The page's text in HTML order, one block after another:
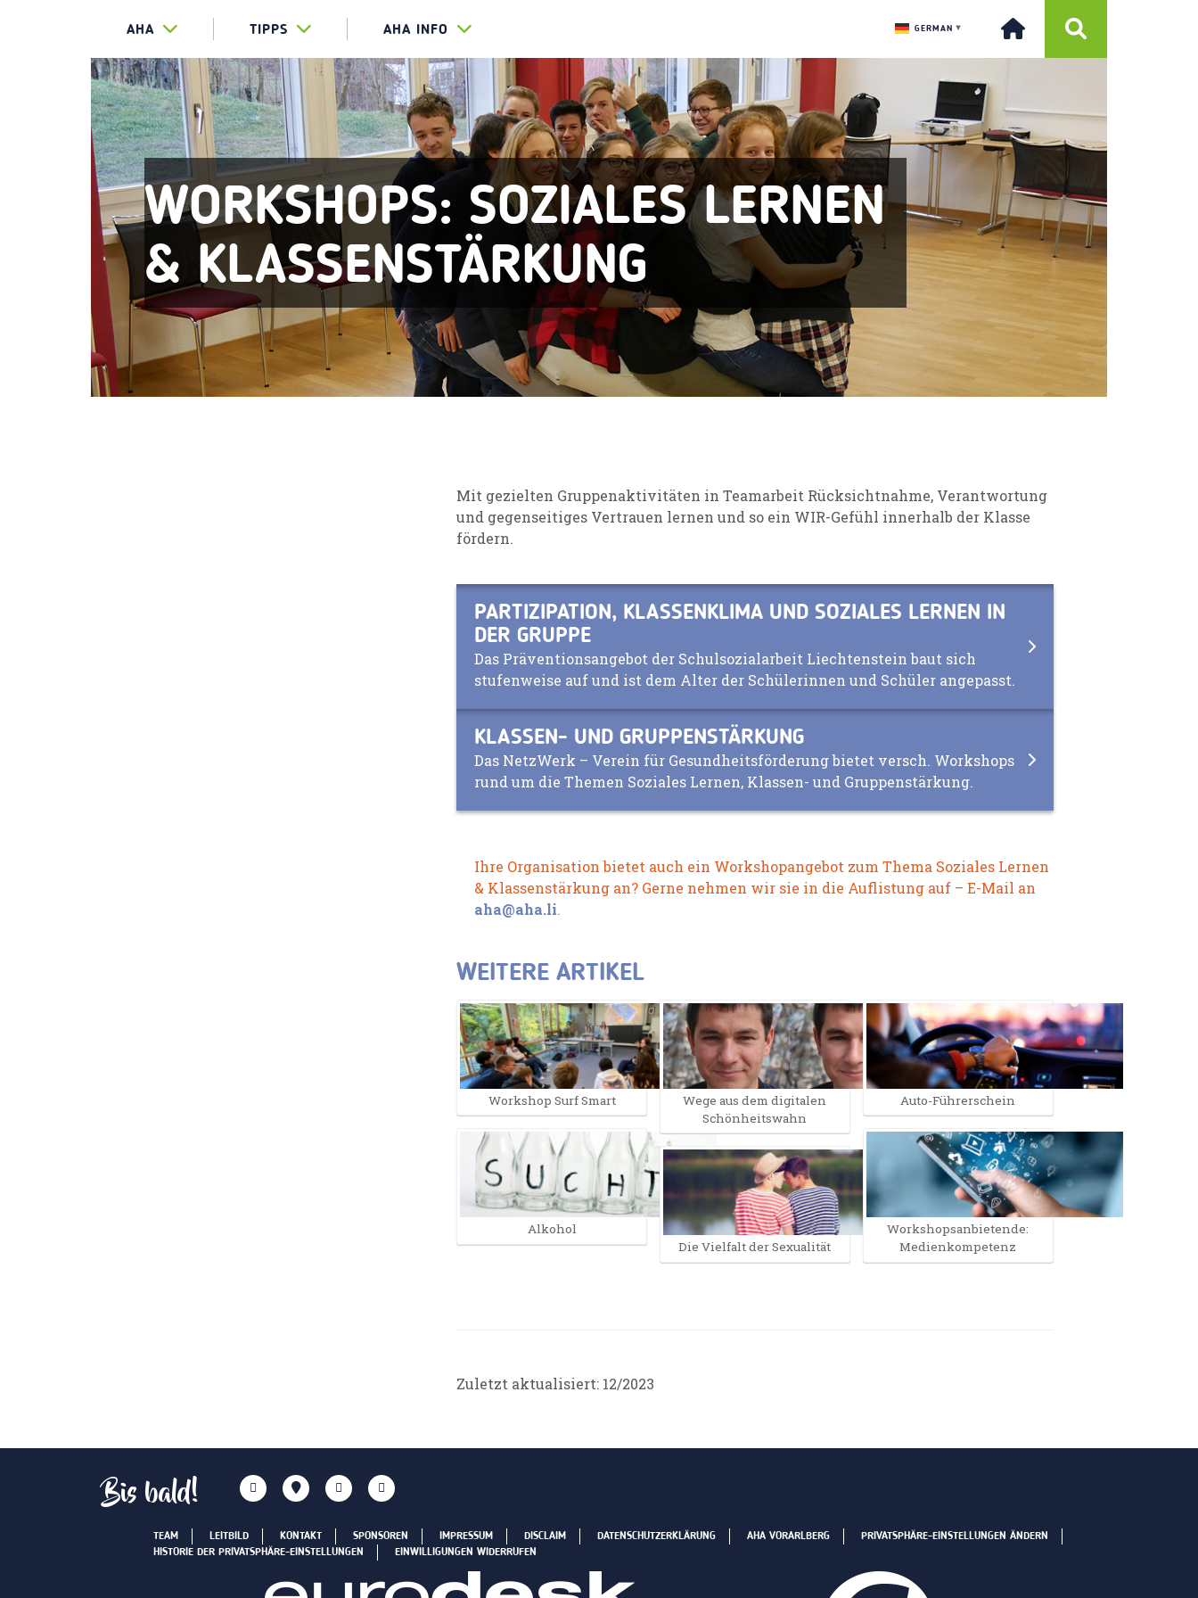
AHA TIPPS AHA INFO GERMAN ▼
WORKSHOPS: SOZIALES LERNEN
& KLASSENSTÄRKUNG
Mit gezielten Gruppenaktivitäten in Teamarbeit Rücksichtnahme, Verantwortung
und gegenseitiges Vertrauen lernen und so ein WIR-Gefühl innerhalb der Klasse
fördern.
PARTIZIPATION, KLASSENKLIMA UND SOZIALES LERNEN IN
DER GRUPPE
Das Präventionsangebot der Schulsozialarbeit Liechtenstein baut sich
stufenweise auf und ist dem Alter der Schülerinnen und Schüler angepasst.
KLASSEN- UND GRUPPENSTÄRKUNG
Das NetzWerk – Verein für Gesundheitsförderung bietet versch. Workshops
rund um die Themen Soziales Lernen, Klassen- und Gruppenstärkung.
Ihre Organisation bietet auch ein Workshopangebot zum Thema Soziales Lernen
& Klassenstärkung an? Gerne nehmen wir sie in die Auflistung auf – E-Mail an
aha@aha.li.
WEITERE ARTIKEL
Workshop Surf Smart
Alkohol
Wege aus dem digitalen
Schönheitswahn
Die Vielfalt der Sexualität
Auto-Führerschein
Workshopsanbietende:
Medienkompetenz
Zuletzt aktualisiert: 12/2023
Bis bald!
TEAM LEITBILD KONTAKT SPONSOREN IMPRESSUM DISCLAIM DATENSCHUTZERKLÄRUNG AHA VORARLBERG
PRIVATSPHÄRE-EINSTELLUNGEN ÄNDERN
HISTORIE DER PRIVATSPHÄRE-EINSTELLUNGEN
EINWILLIGUNGEN WIDERRUFEN